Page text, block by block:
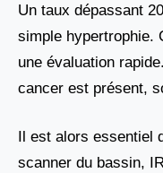
Un taux dépassant
simple hypertrophie.
une évaluation
cancer est présent,
Il est alors essentiel
scanner du bassin,